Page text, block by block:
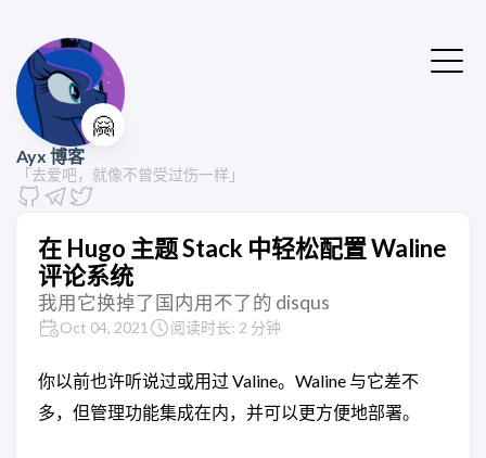
🤗
Ayx 博客
「去爱吧，就像不曾受过伤一样」
在 Hugo 主题 Stack 中轻松配置 Waline
评论系统
我用它换掉了国内用不了的 disqus
Oct 04, 2021 阅读时长: 2 分钟
你以前也许听说过或用过 Valine。Waline 与它差不
多，但管理功能集成在内，并可以更方便地部署。